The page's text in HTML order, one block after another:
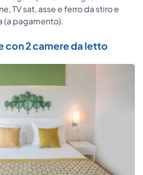
TV sat, asse e ferro da stiro e
(a pagamento).
con 2 camere da letto